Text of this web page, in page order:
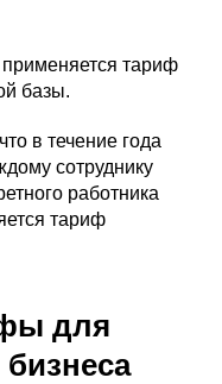
тариф
базы.
в течение года
сотруднику
работника
тариф
для